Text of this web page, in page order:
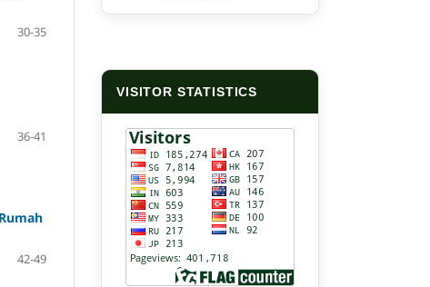
30-35
36-41
42-49
VISITOR STATISTICS